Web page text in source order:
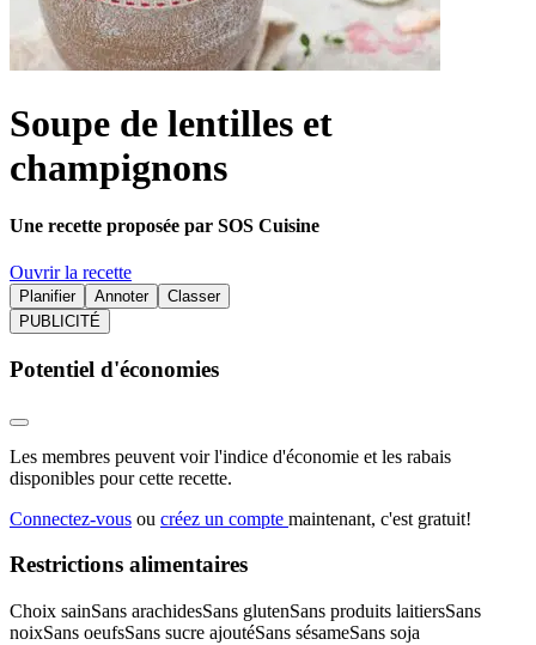
Soupe de lentilles et
champignons
Une recette proposée par SOS Cuisine
Ouvrir la recette
Planifier Annoter
Classer
PUBLICITÉ
Potentiel d'économies
Les membres peuvent voir l'indice d'économie et les rabais
disponibles pour cette recette.
Connectez-vous ou créez un compte maintenant, c'est gratuit!
Restrictions alimentaires
Choix sainSans arachidesSans glutenSans produits laitiersSans
noixSans oeufsSans sucre ajoutéSans sésameSans soja